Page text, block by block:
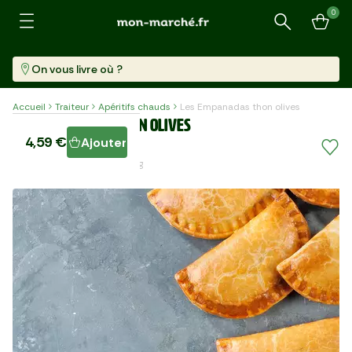
Recherche
0
On vous livre où ?
Accueil Traiteur Apéritifs chauds Les Empanadas thon olives
Les Empanadas thon olives
27,00 €/kg
4,59 € Ajouter